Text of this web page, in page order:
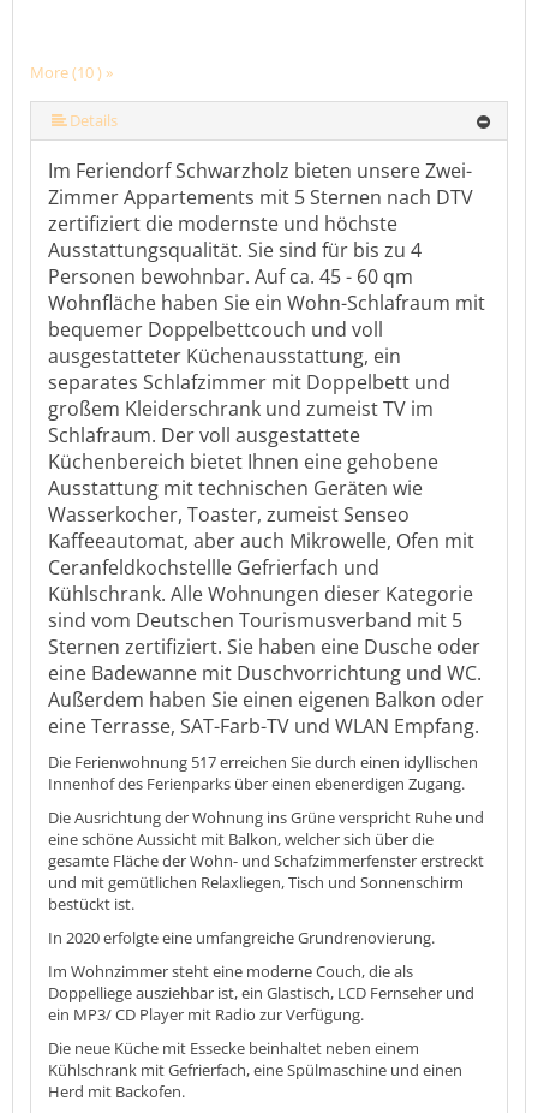
More (10 ) »
More (10 ) »
More (10 ) »
More (10 ) »
More (10 ) »
More (10 ) »
More (10 ) »
Details
Im Feriendorf Schwarzholz bieten unsere Zwei-
Zimmer Appartements mit 5 Sternen nach DTV
zertifiziert die modernste und höchste
Ausstattungsqualität. Sie sind für bis zu 4
Personen bewohnbar. Auf ca. 45 - 60 qm
Wohnfläche haben Sie ein Wohn-Schlafraum mit
bequemer Doppelbettcouch und voll
ausgestatteter Küchenausstattung, ein
separates Schlafzimmer mit Doppelbett und
großem Kleiderschrank und zumeist TV im
Schlafraum. Der voll ausgestattete
Küchenbereich bietet Ihnen eine gehobene
Ausstattung mit technischen Geräten wie
Wasserkocher, Toaster, zumeist Senseo
Kaffeeautomat, aber auch Mikrowelle, Ofen mit
Ceranfeldkochstellle Gefrierfach und
Kühlschrank. Alle Wohnungen dieser Kategorie
sind vom Deutschen Tourismusverband mit 5
Sternen zertifiziert. Sie haben eine Dusche oder
eine Badewanne mit Duschvorrichtung und WC.
Außerdem haben Sie einen eigenen Balkon oder
eine Terrasse, SAT-Farb-TV und WLAN Empfang.
Die Ferienwohnung 517 erreichen Sie durch einen idyllischen
Innenhof des Ferienparks über einen ebenerdigen Zugang.
Die Ausrichtung der Wohnung ins Grüne verspricht Ruhe und
eine schöne Aussicht mit Balkon, welcher sich über die
gesamte Fläche der Wohn- und Schafzimmerfenster erstreckt
und mit gemütlichen Relaxliegen, Tisch und Sonnenschirm
bestückt ist.
In 2020 erfolgte eine umfangreiche Grundrenovierung.
Im Wohnzimmer steht eine moderne Couch, die als
Doppelliege ausziehbar ist, ein Glastisch, LCD Fernseher und
ein MP3/ CD Player mit Radio zur Verfügung.
Die neue Küche mit Essecke beinhaltet neben einem
Kühlschrank mit Gefrierfach, eine Spülmaschine und einen
Herd mit Backofen.